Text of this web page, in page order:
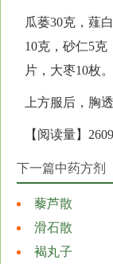
瓜蒌30克，薤
10克，砂仁5克
片，大枣10枚。
上方服后，胸
【阅读量】2609
下一篇中药方剂
藜芦散
滑石散
褐丸子